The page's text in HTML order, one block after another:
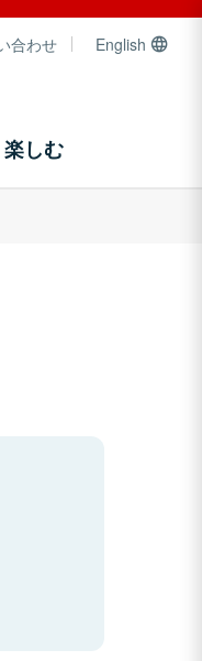
合わせ English
楽しむ